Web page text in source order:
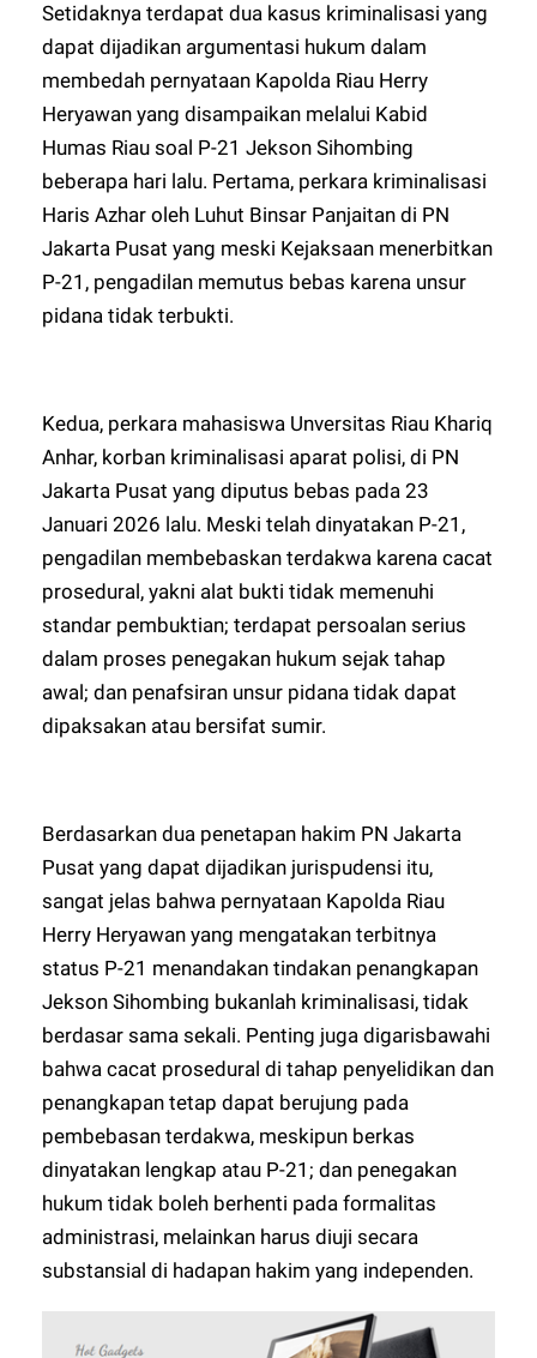
Setidaknya terdapat dua kasus kriminalisasi yang
dapat dijadikan argumentasi hukum dalam
membedah pernyataan Kapolda Riau Herry
Heryawan yang disampaikan melalui Kabid
Humas Riau soal P-21 Jekson Sihombing
beberapa hari lalu. Pertama, perkara kriminalisasi
Haris Azhar oleh Luhut Binsar Panjaitan di PN
Jakarta Pusat yang meski Kejaksaan menerbitkan
P-21, pengadilan memutus bebas karena unsur
pidana tidak terbukti.
Kedua, perkara mahasiswa Unversitas Riau Khariq
Anhar, korban kriminalisasi aparat polisi, di PN
Jakarta Pusat yang diputus bebas pada 23
Januari 2026 lalu. Meski telah dinyatakan P-21,
pengadilan membebaskan terdakwa karena cacat
prosedural, yakni alat bukti tidak memenuhi
standar pembuktian; terdapat persoalan serius
dalam proses penegakan hukum sejak tahap
awal; dan penafsiran unsur pidana tidak dapat
dipaksakan atau bersifat sumir.
Berdasarkan dua penetapan hakim PN Jakarta
Pusat yang dapat dijadikan jurispudensi itu,
sangat jelas bahwa pernyataan Kapolda Riau
Herry Heryawan yang mengatakan terbitnya
status P-21 menandakan tindakan penangkapan
Jekson Sihombing bukanlah kriminalisasi, tidak
berdasar sama sekali. Penting juga digarisbawahi
bahwa cacat prosedural di tahap penyelidikan dan
penangkapan tetap dapat berujung pada
pembebasan terdakwa, meskipun berkas
dinyatakan lengkap atau P-21; dan penegakan
hukum tidak boleh berhenti pada formalitas
administrasi, melainkan harus diuji secara
substansial di hadapan hakim yang independen.